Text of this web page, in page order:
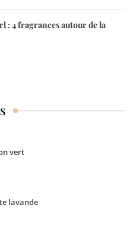
: 4 fragrances autour de la
vert
lavande